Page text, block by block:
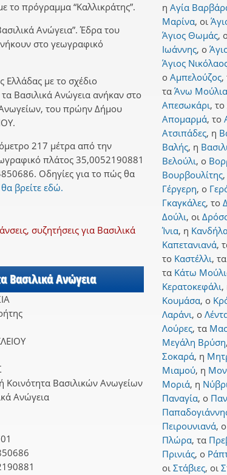
το πρόγραμμα “Καλλικράτης”.
Ανώγεια”. Έδρα του
στο γεωγραφικό
Ελλάδας με το σχέδιο
Βασιλικά Ανώγεια ανήκαν στο
του πρώην Δήμου
217 μέτρα από την
πλάτος 35,0052190881
Οδηγίες για το πώς θα
θα βρείτε εδώ.
συζητήσεις για Βασιλικά
Βασιλικά Ανώγεια
Κοινότητα Βασιλικών Ανωγείων
Ανώγεια
η Αγία
Μαρίνα, οι
Άγιος Θωμάς,
Ιωάννης, ο
Άγιος
ο Αμπελούζος,
τα Άνω Μούλια
Απεσωκάρι, το
Απομαρμά, το
Ατσιπάδες, η
Βαλής, η
Βελούλι, ο
Βουρβουλίτης,
Γέργερη, ο
Γκαγκάλες, το
Δούλι, οι
Ίνια, η
Καπετανιανά,
το Καστέλλι, τα
τα Κάτω
Κερατοκεφάλι,
Κουμάσα, ο
Λαράνι, ο
Λούρες, τα
Μεγάλη Βρύση,
Σοκαρά, η
Μιαμού, η
Μοριά, η
Παναγία, ο
Πειρουνιανά, ο
Πλώρα, τα
Πρινιάς, ο
οι Στάβιες, οι